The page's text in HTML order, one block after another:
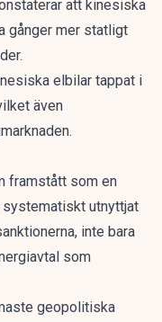
att kinesiska
gånger mer statligt
elbilar tappat i
även
framstått som en
utnyttjat
inte bara
som
geopolitiska